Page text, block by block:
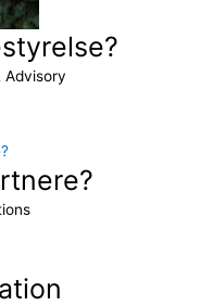
Advisory